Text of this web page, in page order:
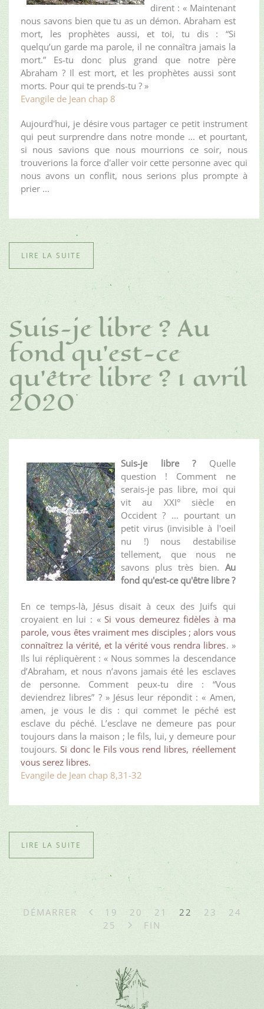
dirent : « Maintenant
nous savons bien que tu as un démon. Abraham est
mort, les prophètes aussi, et toi, tu dis : “Si
quelqu’un garde ma parole, il ne connaîtra jamais la
mort.” Es-tu donc plus grand que notre père
Abraham ? Il est mort, et les prophètes aussi sont
morts. Pour qui te prends-tu ? »
Evangile de Jean chap 8
Aujourd'hui, je désire vous partager ce petit instrument
qui peut surprendre dans notre monde ... et pourtant,
si nous savions que nous mourrions ce soir, nous
trouverions la force d'aller voir cette personne avec qui
nous avons un conflit, nous serions plus prompte à
prier ...
LIRE LA SUITE
Suis-je libre ? Au
fond qu'est-ce
qu'être libre ? 1 avril
2020
Suis-je libre ?Quelle
question ! Comment ne
serais-je pas libre, moi qui
vit au XXI° siècle en
Occident ? ... pourtant un
petit virus (invisible à l'oeil
nu !) nous destabilise
tellement, que nous ne
savons plus très bien. Au
fond qu'est-ce qu'être libre ?
En ce temps-là, Jésus disait à ceux des Juifs qui
croyaient en lui : «Si vous demeurez fidèles à ma
parole, vous êtes vraiment mes disciples ; alors vous
connaîtrez la vérité, et la vérité vous rendra libres. »
Ils lui répliquèrent : « Nous sommes la descendance
d’Abraham, et nous n’avons jamais été les esclaves
de personne. Comment peux-tu dire : “Vous
deviendrez libres” ? » Jésus leur répondit : « Amen,
amen, je vous le dis : qui commet le péché est
esclave du péché. L’esclave ne demeure pas pour
toujours dans la maison ; le fils, lui, y demeure pour
toujours.Si donc le Fils vous rend libres, réellement
vous serez libres.
Evangile de Jean chap 8,31-32
LIRE LA SUITE
DÉMARRER 19 20 21 22 23
24
25
FIN